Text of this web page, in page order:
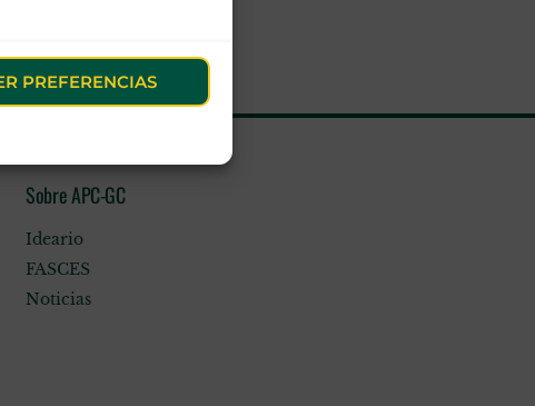
PREFERENCIAS
Sobre APC-GC
Ideario
FASCES
Noticias